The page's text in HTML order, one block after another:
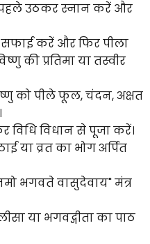
उठकर स्नान करें और
करें और फिर पीला
की प्रतिमा या तस्वीर
को पीले फूल, चंदन, अक्षत
विधि विधान से पूजा करें।
या व्रत का भोग अर्पित
भगवते वासुदेवाय" मंत्र
या भगवद्गीता का पाठ